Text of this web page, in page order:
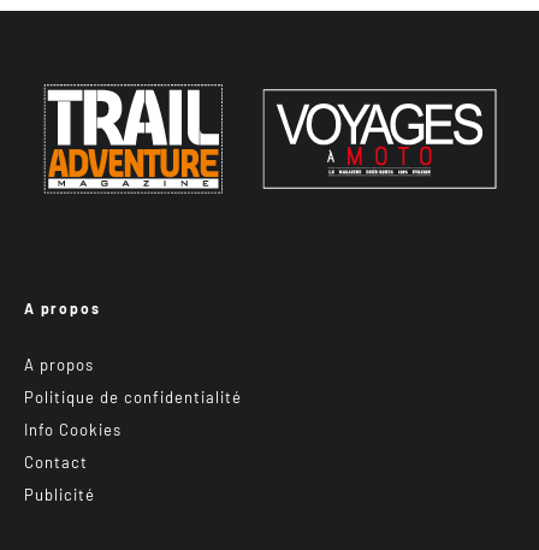
A propos
A propos
Politique de confidentialité
Info Cookies
Contact
Publicité